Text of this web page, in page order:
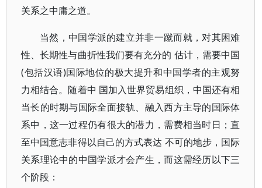
关系之中庸之道。
当然，中国学派的建立并非一蹴而就，对其困难
性、长期性与曲折性我们要有充分的 估计，需要中国
(包括汉语)国际地位的极大提升和中国学者的主观努
力相结合。随着中 国加入世界贸易组织，中国还有相
当长的时期与国际全面接轨、融入西方主导的国际体
系中，这一过程仍有很大的潜力，需费相当时日；直
至中国意志非得以自己的方式表达 不可的地步，国际
关系理论中的中国学派才会产生，而这需经历以下三
个阶段：